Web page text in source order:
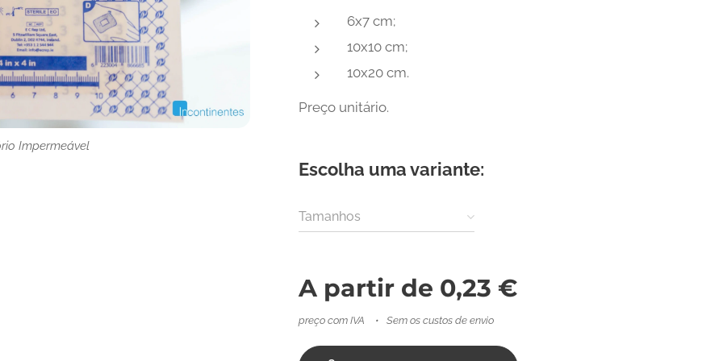
Impermeável
Impermeável
6x7 cm;
10x10 cm;
10x20 cm.
Preço unitário.
Escolha uma variante:
Tamanhos
A partir de 0,23 €
preço com IVA Sem os custos de envio